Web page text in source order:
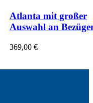
Atlanta mit großer
Auswahl an
369,00 €